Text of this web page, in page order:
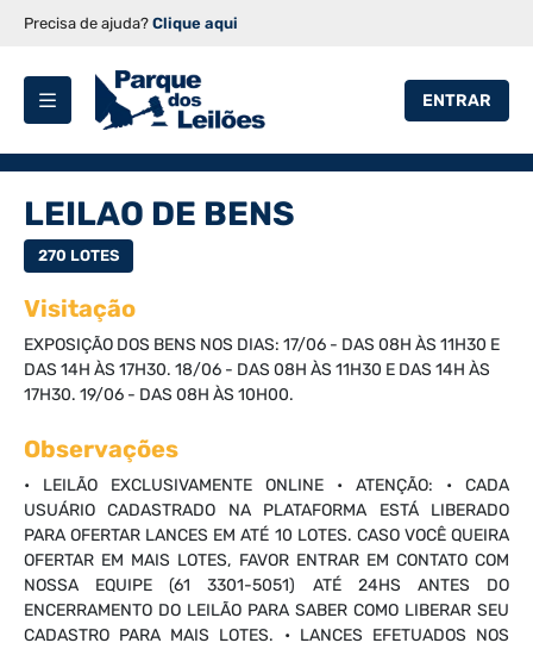
Precisa de ajuda? Clique aqui
ENTRAR
LEILAO DE BENS
270 LOTES
Visitação
EXPOSIÇÃO DOS BENS NOS DIAS: 17/06 - DAS 08H ÀS 11H30 E
DAS 14H ÀS 17H30. 18/06 - DAS 08H ÀS 11H30 E DAS 14H ÀS
17H30. 19/06 - DAS 08H ÀS 10H00.
Observações
• LEILÃO EXCLUSIVAMENTE ONLINE • ATENÇÃO: • CADA
USUÁRIO CADASTRADO NA PLATAFORMA ESTÁ LIBERADO
PARA OFERTAR LANCES EM ATÉ 10 LOTES. CASO VOCÊ QUEIRA
OFERTAR EM MAIS LOTES, FAVOR ENTRAR EM CONTATO COM
NOSSA EQUIPE (61 3301-5051) ATÉ 24HS ANTES DO
ENCERRAMENTO DO LEILÃO PARA SABER COMO LIBERAR SEU
CADASTRO PARA MAIS LOTES. • LANCES EFETUADOS NOS